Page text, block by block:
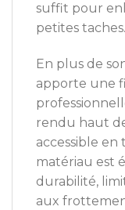
suffit pour
petites taches.
En plus de
apporte une
rendu haut
accessible
matériau est
durabilité,
aux